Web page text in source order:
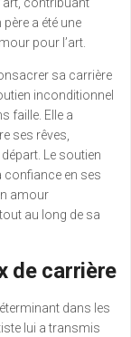
contribuant
a été une
pour l’art.
sa carrière
inconditionnel
faille. Elle a
ses rêves,
Le soutien
en ses
amour
au long de sa
de carrière
dans les
lui a transmis